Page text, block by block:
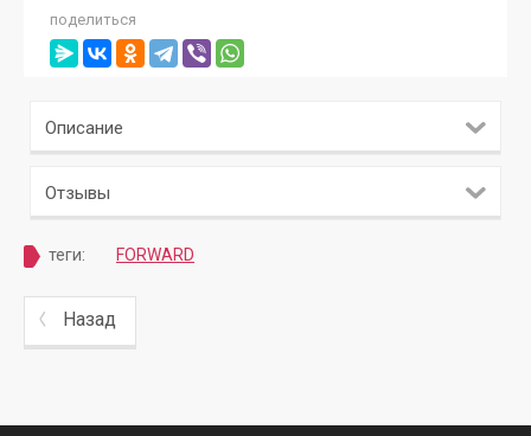
поделиться
Описание
Отзывы
теги: FORWARD
Назад